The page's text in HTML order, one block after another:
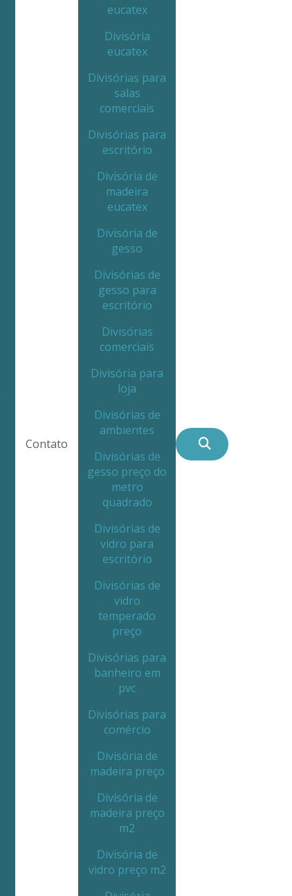
Contato
eucatex
Divisória
eucatex
Divisórias para
salas
comerciais
Divisórias para
escritório
Divisória de
madeira
eucatex
Divisória de
gesso
Divisórias de
gesso para
escritório
Divisórias
comerciais
Divisória para
loja
Divisórias de
ambientes
Divisórias de
gesso preço do
metro
quadrado
Divisórias de
vidro para
escritório
Divisórias de
vidro
temperado
preço
Divisórias para
banheiro em
pvc
Divisórias para
comércio
Divisória de
madeira preço
Divisória de
madeira preço
m2
Divisória de
vidro preço m2